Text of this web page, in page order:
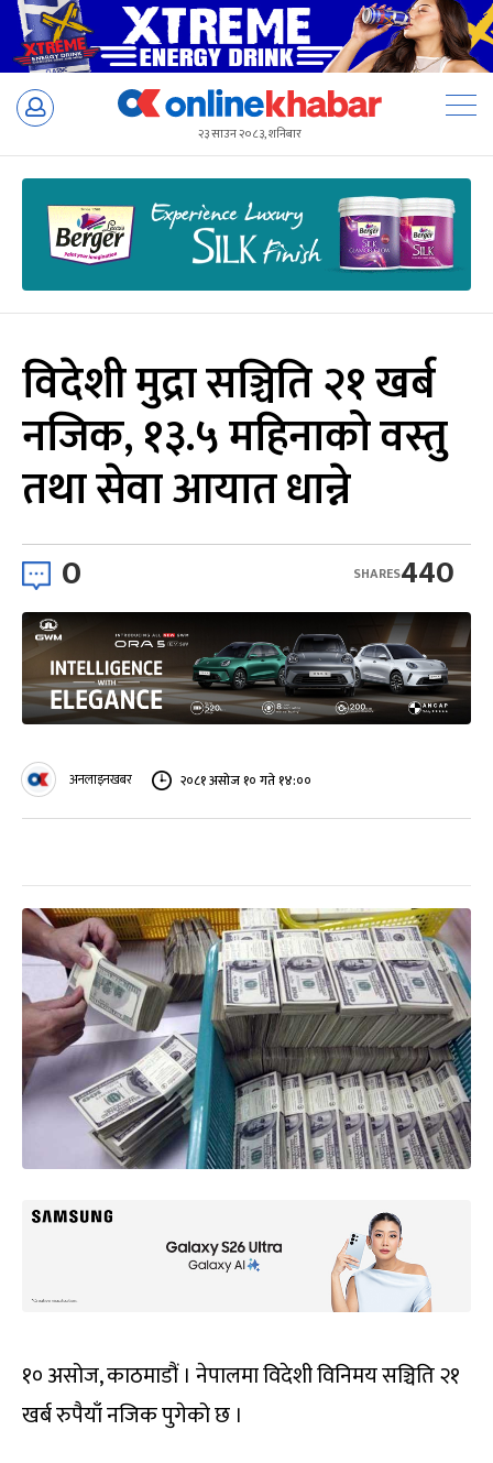
Skip
२३ साउन २०८३, शनिबार
विदेशी मुद्रा सञ्चिति २१ खर्ब
नजिक, १३.५ महिनाको वस्तु
तथा सेवा आयात धान्ने
0 440
SHARES
अनलाइनखबर २०८१ असोज १० गते १४:००
१० असोज, काठमाडौं । नेपालमा विदेशी विनिमय सञ्चिति २१
खर्ब रुपैयाँ नजिक पुगेको छ ।